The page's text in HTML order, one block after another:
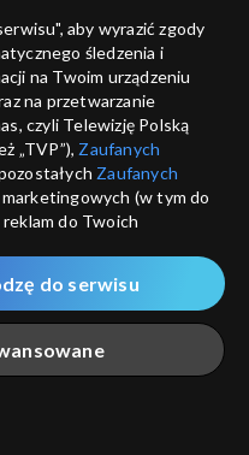
odc. 289
Zbuntowani
287
aby wyrazić zgody
śledzenia i
na Twoim urządzeniu
na przetwarzanie
czyli Telewizję Polską
„TVP”), Zaufanych
Zaufanych
marketingowych (w tym do
do Twoich
na udostępnianie
odwiedzania przez
zwanych dalej
za pomocą
do serwisu